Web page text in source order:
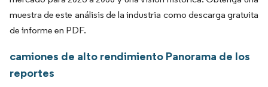
muestra de este análisis de la industria como descarga gratuita
de informe en PDF.
camiones de alto rendimiento Panorama de los
reportes